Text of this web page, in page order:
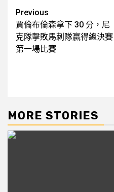
Post
navigation
Previous
賈倫布倫森拿下 30 分，尼
克隊擊敗馬刺隊贏得總決賽
第一場比賽
MORE STORIES